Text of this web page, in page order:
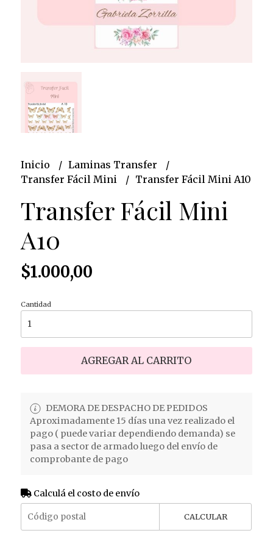
Inicio
Laminas Transfer
Transfer Fácil Mini
Transfer Fácil Mini A10
Transfer Fácil Mini
A10
$1.000,00
Cantidad
AGREGAR AL CARRITO
DEMORA DE DESPACHO DE PEDIDOS
Aproximadamente 15 días una vez realizado el
pago ( puede variar dependiendo demanda) se
pasa a sector de armado luego del envío de
comprobante de pago
Calculá el costo de envío
CALCULAR